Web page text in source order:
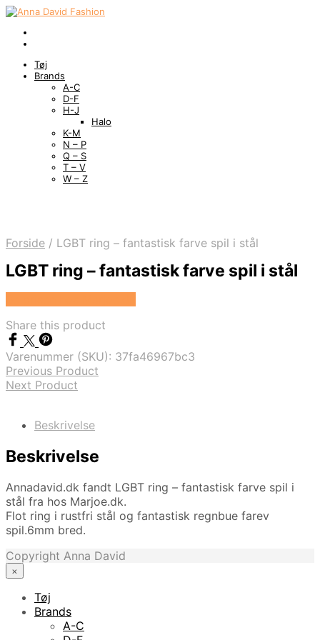
Tøj
Brands
A-C
D-F
H-J
Halo
K-M
N – P
Q – S
T – V
W – Z
Forside / LGBT ring – fantastisk farve spil i stål
LGBT ring – fantastisk farve spil i stål
Share this product
Varenummer (SKU): 37fa46967bc3
Previous Product
Next Product
Beskrivelse
Beskrivelse
Annadavid.dk fandt LGBT ring – fantastisk farve spil i
stål fra hos Marjoe.dk.
Flot ring i rustfri stål og fantastisk regnbue farev
spil.6mm bred.
Copyright Anna David
×
Tøj
Brands
A-C